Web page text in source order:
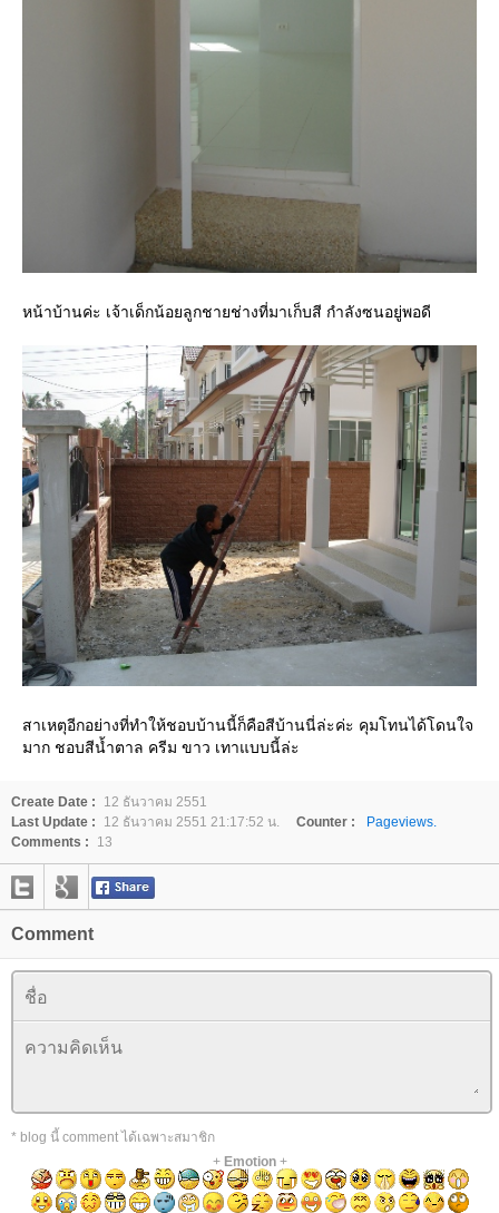
หน้าบ้านค่ะ เจ้าเด็กน้อยลูกชายช่างที่มาเก็บสี กำลังซนอยู่พอดี
สาเหตุอีกอย่างที่ทำให้ชอบบ้านนี้ก็คือสีบ้านนี่ล่ะค่ะ คุมโทนได้โดนใจ
มาก ชอบสีน้ำตาล ครีม ขาว เทาแบบนี้ล่ะ
Create Date :
12 ธันวาคม 2551
Last Update :
12 ธันวาคม 2551 21:17:52 น. Counter :
Pageviews.
Comments :
13
Comment
* blog นี้ comment ได้เฉพาะสมาชิก
+ Emotion+